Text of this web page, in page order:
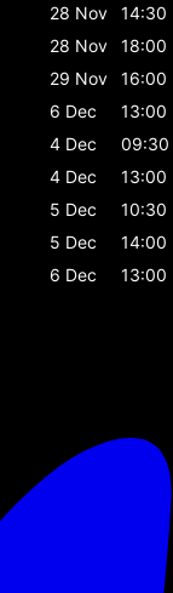
28 Nov
14:30
28 Nov
18:00
29 Nov
16:00
6 Dec
13:00
4 Dec
09:30
4 Dec
13:00
5 Dec
10:30
5 Dec
14:00
6 Dec
13:00